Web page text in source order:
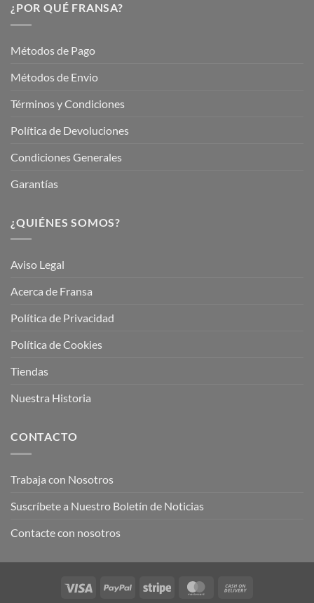
¿POR QUÉ FRANSA?
Métodos de Pago
Métodos de Envio
Términos y Condiciones
Política de Devoluciones
Condiciones Generales
Garantías
¿QUIÉNES SOMOS?
Aviso Legal
Acerca de Fransa
Política de Privacidad
Política de Cookies
Tiendas
Nuestra Historia
CONTACTO
Trabaja con Nosotros
Suscríbete a Nuestro Boletín de Noticias
Contacte con nosotros
Visa PayPal Stripe MasterCard